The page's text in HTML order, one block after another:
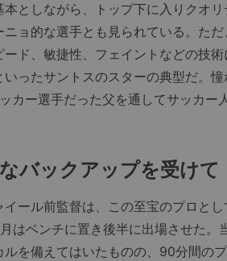
としながら、トップ下に入りクオリ
ョ的な選手とも見られている。た
ード、敏捷性、フェイントなどの技
いったサントスのスターの典型だ。
カー選手だった父を通してサッカー
バックアップを受けて
ール前監督は、この至宝のプロと
はベンチに置き後半に出場させた
ルを備えてはいたものの、90分間の